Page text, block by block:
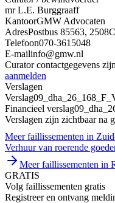
mr L.E. Burggraaff
KantoorGMW Advocaten
AdresPostbus 85563,
Telefoon070-3615048
E-mailinfo@gmw.nl
Curator contactgegevens
aanmelden
Verslagen
Verslag
Financieel verslag
Verslagen zijn zichtbaar na
Meer faillissementen in
Verhuur van roerende
Meer faillissementen in
GRATIS
Volg faillissementen gratis
Registreer en ontvang